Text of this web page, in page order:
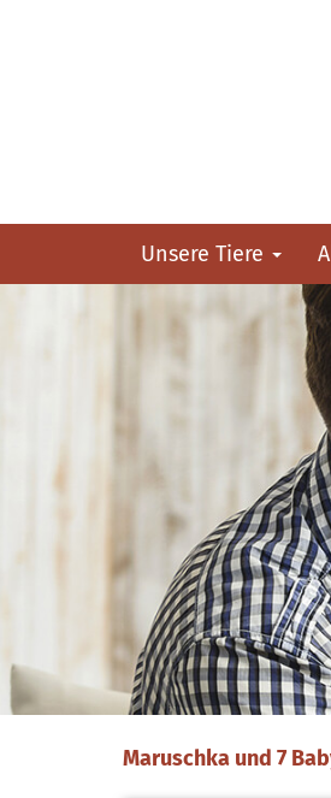
Unsere Tiere
Maruschka und 7